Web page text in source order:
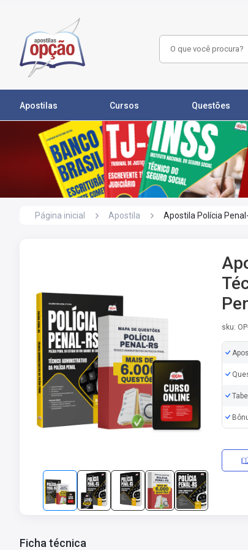
Apostilas Cursos Questões
Página inicial Apostila Apostila Polícia
sku:
Ficha técnica